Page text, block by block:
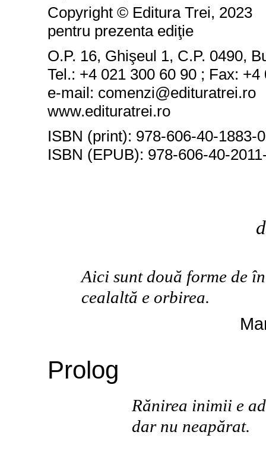
Copyright © Editura Trei, 2023
pentru prezenta ediţie
O.P. 16, Ghişeul 1, C.P. 0490,
Tel.: +4 021 300 60 90 ; Fax: +4
e-mail: comenzi@edituratrei.ro
www.edituratrei.ro
ISBN (print): 978-606-40-1883-0
ISBN (EPUB): 978-606-40-
Aici sunt două forme de
cealaltă e orbirea.
Prolog
Rănirea inimii e
dar nu neapărat.